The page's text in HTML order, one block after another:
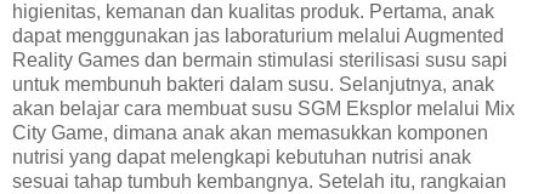
higienitas, kemanan dan kualitas produk. Pertama, anak
dapat menggunakan jas laboraturium melalui Augmented
Reality Games dan bermain stimulasi sterilisasi susu sapi
untuk membunuh bakteri dalam susu. Selanjutnya, anak
akan belajar cara membuat susu SGM Eksplor melalui Mix
City Game, dimana anak akan memasukkan komponen
nutrisi yang dapat melengkapi kebutuhan nutrisi anak
sesuai tahap tumbuh kembangnya. Setelah itu, rangkaian